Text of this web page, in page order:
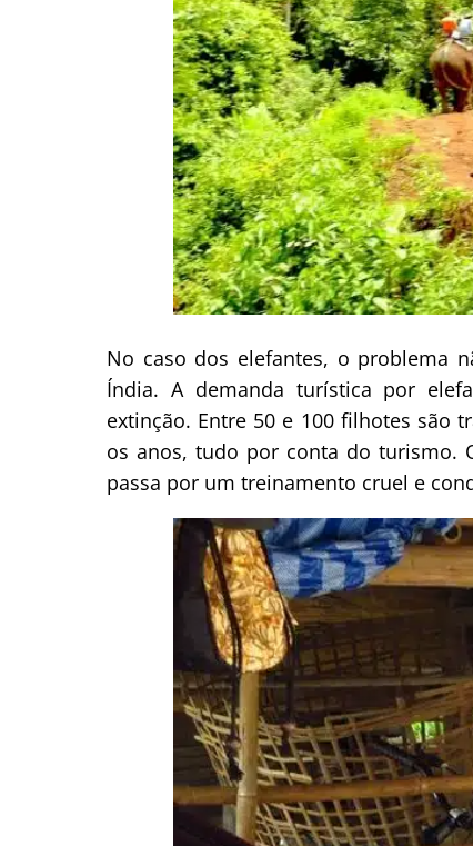
No caso dos elefantes, o problema
Índia. A demanda turística por
extinção. Entre 50 e 100 filhotes são
os anos, tudo por conta do turismo.
passa por um treinamento cruel e